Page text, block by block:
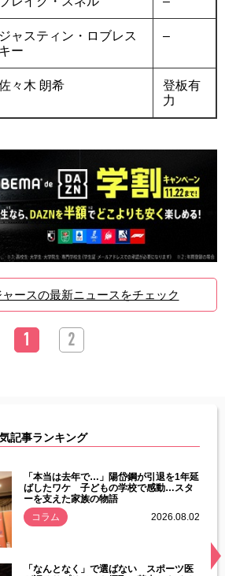
ジャスティン・ロブレス
キー
–
々木 朗希
登板有
力
ャースの最新ニュースをチェック
1 2
記事ランキング
「本当は去年で…」陽岱鋼が引退を1年延
ばしたワケ 子どもの学校で感動…スタ
ーを支えた家族の物語
コラム
2026.08.02
「なんとなく」で選ばない スポーツ医